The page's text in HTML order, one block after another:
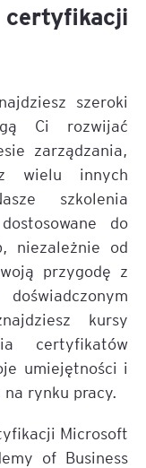
szeroki
Ci rozwijać
zarządzania,
wielu innych
szkolenia
do
niezależnie od
przygodę z
kursy
certyfikatów
umiejętności i
rynku pracy.
Microsoft
of Business